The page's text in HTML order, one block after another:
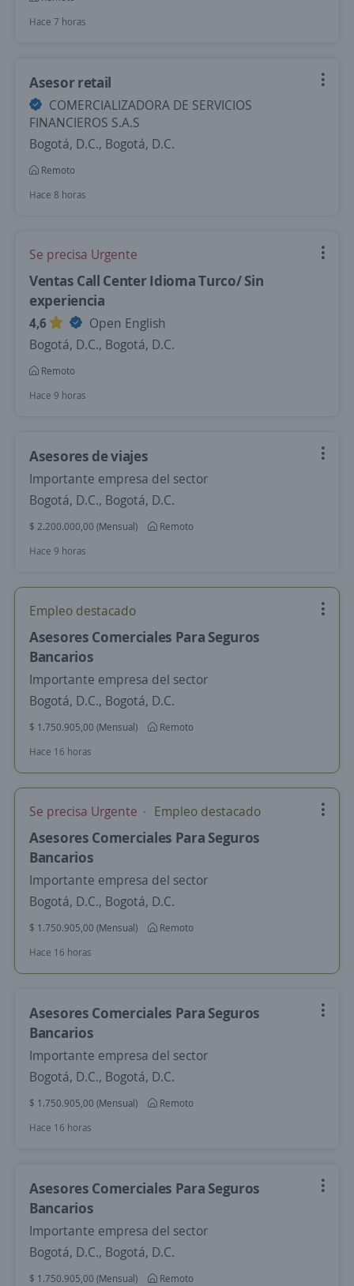
Hace 7 horas
Asesor retail
COMERCIALIZADORA DE SERVICIOS
FINANCIEROS S.A.S
Bogotá, D.C., Bogotá, D.C.
Remoto
Hace 8 horas
Se precisa Urgente
Ventas Call Center Idioma Turco/ Sin
experiencia
4,6
Open English
Bogotá, D.C., Bogotá, D.C.
Remoto
Hace 9 horas
Asesores de viajes
Importante empresa del sector
Bogotá, D.C., Bogotá, D.C.
$ 2.200.000,00 (Mensual)
Remoto
Hace 9 horas
Empleo destacado
Asesores Comerciales Para Seguros
Bancarios
Importante empresa del sector
Bogotá, D.C., Bogotá, D.C.
$ 1.750.905,00 (Mensual)
Remoto
Hace 16 horas
Se precisa Urgente Empleo destacado
Asesores Comerciales Para Seguros
Bancarios
Importante empresa del sector
Bogotá, D.C., Bogotá, D.C.
$ 1.750.905,00 (Mensual)
Remoto
Hace 16 horas
Asesores Comerciales Para Seguros
Bancarios
Importante empresa del sector
Bogotá, D.C., Bogotá, D.C.
$ 1.750.905,00 (Mensual)
Remoto
Hace 16 horas
Asesores Comerciales Para Seguros
Bancarios
Importante empresa del sector
Bogotá, D.C., Bogotá, D.C.
$ 1.750.905,00 (Mensual)
Remoto